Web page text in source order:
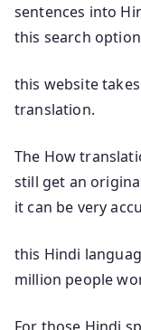
sentences into
this search
this website
translation.
The How
still get an
it can be very
this Hindi
million people